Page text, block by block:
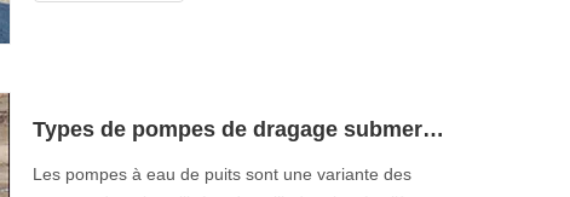
Types de pompes de dragage submersibles robustes de Chine
Les pompes à eau de puits sont une variante des